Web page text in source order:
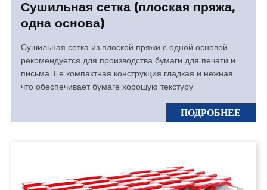
Сушильная сетка (плоская пряжа,
одна основа)
Сушильная сетка из плоской пряжи с одной основой
рекомендуется для производства бумаги для печати и
письма. Ее компактная конструкция гладкая и нежная,
что обеспечивает бумаге хорошую текстуру.
ПОДРОБНЕЕ